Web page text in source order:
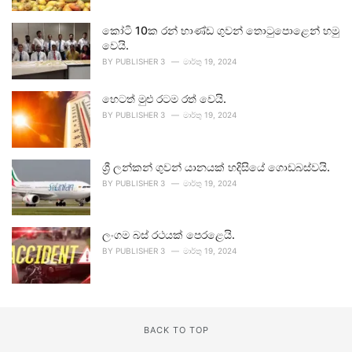
කෝටි 10ක රන් භාණ්ඩ ගුවන් තොටුපොළෙන් හමු
වෙයි.
BY PUBLISHER 3 මාර්තු 19, 2024
හෙටත් මුළු රටම රත් වෙයි.
BY PUBLISHER 3 මාර්තු 19, 2024
ශ්‍රී ලන්කන් ගුවන් යානයක් හදිසියේ ගොඩබස්වයි.
BY PUBLISHER 3 මාර්තු 19, 2024
ලංගම බස් රථයක් පෙරළෙයි.
BY PUBLISHER 3 මාර්තු 19, 2024
BACK TO TOP